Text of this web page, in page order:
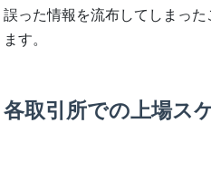
誤った情報を流布してしまっ
ます。
各取引所での上場ス